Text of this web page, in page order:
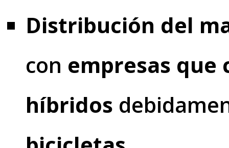
Distribución del
con empresas que
híbridos